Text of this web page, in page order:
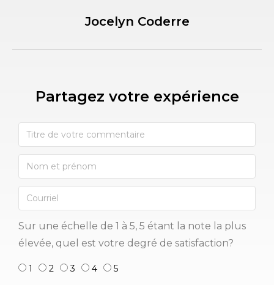
Jocelyn Coderre
Partagez votre expérience​
Sur une échelle de 1 à 5, 5 étant la note la plus
élevée, quel est votre degré de satisfaction?
1 2 3 4 5